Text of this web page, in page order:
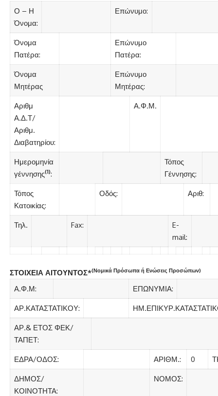
Ο – Η
Όνομα:
Επώνυμο:
Όνομα
Πατέρα:
Επώνυμο
Πατέρα:
Όνομα
Μητέρας
Επώνυμο
Μητέρας:
Αριθμ
Α.Δ.Τ/
Αριθμ.
Διαβατηρίου:
Α.Φ.Μ.
Ημερομηνία
γέννησης(1):
Τόπος
Γέννησης:
Τόπος
Κατοικίας:
Οδός: Αριθ:
Τηλ. Fax:
E-
mail:
ΣΤΟΙΧΕΙΑ ΑΙΤΟΥΝΤΟΣ*(Νομικά Πρόσωπα ή Ενώσεις Προσώπων)
Α.Φ.Μ: ΕΠΩΝΥΜΙΑ:
ΑΡ.ΚΑΤΑΣΤΑΤΙΚΟΥ:
ΑΡ.& ΕΤΟΣ ΦΕΚ/
ΤΑΠΕΤ:
ΕΔΡΑ/ΟΔΟΣ: ΑΡΙΘΜ.: 0
ΔΗΜΟΣ/
ΚΟΙΝΟΤΗΤΑ:
ΝΟΜΟΣ: